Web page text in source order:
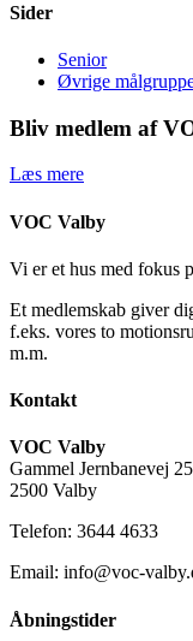
Sider
Senior
Øvrige
Bliv medlem af
Læs mere
VOC Valby
Vi er et hus med fokus
Et medlemskab giver
f.eks. vores to
m.m.
Kontakt
VOC Valby
Gammel Jernbanevej 25
2500 Valby
Telefon: 3644 4633
Email: info@voc-
Åbningstider